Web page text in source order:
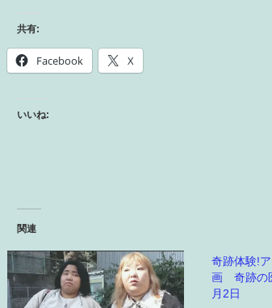
共有:
Facebook X
いいね:
関連
奇跡体験!
画 奇跡の
月2日